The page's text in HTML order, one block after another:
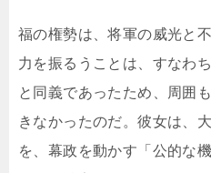
福の権勢は、将軍の威光と
力を振るうことは、すなわ
と同義であったため、周囲
きなかったのだ。彼女は、
を、幕政を動かす「公的な